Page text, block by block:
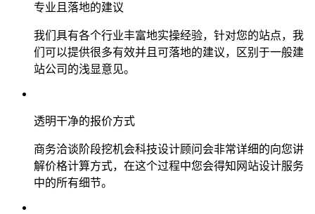
专业且落地的建议
我们具有各个行业丰富地实操经验，针对您的站点，我
们可以提供很多有效并且可落地的建议，区别于一般建
站公司的浅显意见。
透明干净的报价方式
商务洽谈阶段挖机会科技设计顾问会非常详细的向您讲
解价格计算方式，在这个过程中您会得知网站设计服务
中的所有细节。